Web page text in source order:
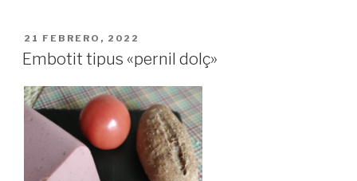
PUBLICADO
EL
21 FEBRERO, 2022
Embotit tipus «pernil dolç»